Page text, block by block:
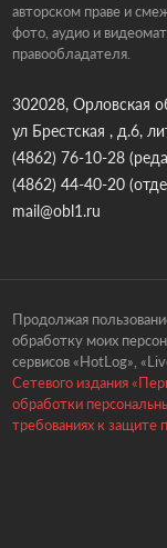
авторском праве и
фото, аудио и
правообладателя.
302028, Орловская
ул Брестская , д.6,
(4862) 76-10-28
(4862) 44-40-20
mail@obl1.ru
Продолжая
обработку моих
сервисов «HotLog»,
Сетевого издания
обработки
требованиях к защите